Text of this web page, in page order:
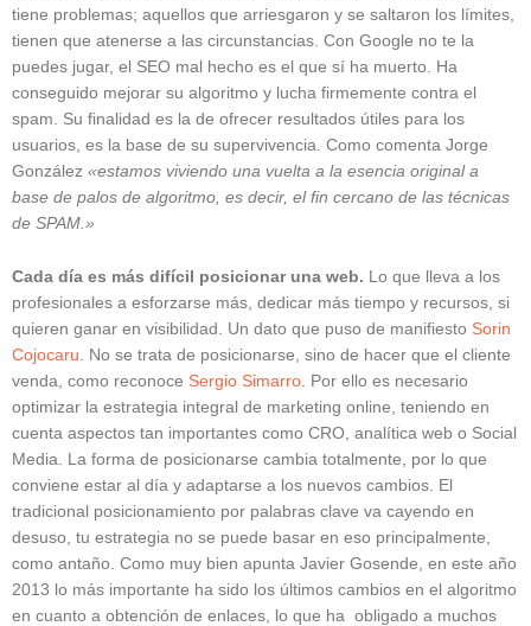
tiene problemas; aquellos que arriesgaron y se saltaron los límites,
tienen que atenerse a las circunstancias. Con Google no te la
puedes jugar, el SEO mal hecho es el que sí ha muerto. Ha
conseguido mejorar su algoritmo y lucha firmemente contra el
spam. Su finalidad es la de ofrecer resultados útiles para los
usuarios, es la base de su supervivencia. Como comenta Jorge
González «estamos viviendo una vuelta a la esencia original a
base de palos de algoritmo, es decir, el fin cercano de las técnicas
de SPAM.»
Cada día es más difícil posicionar una web. Lo que lleva a los
profesionales a esforzarse más, dedicar más tiempo y recursos, si
quieren ganar en visibilidad. Un dato que puso de manifiesto Sorin
Cojocaru . No se trata de posicionarse, sino de hacer que el cliente
venda, como reconoce Sergio Simarro . Por ello es necesario
optimizar la estrategia integral de marketing online, teniendo en
cuenta aspectos tan importantes como CRO, analítica web o Social
Media. La forma de posicionarse cambia totalmente, por lo que
conviene estar al día y adaptarse a los nuevos cambios. El
tradicional posicionamiento por palabras clave va cayendo en
desuso, tu estrategia no se puede basar en eso principalmente,
como antaño. Como muy bien apunta Javier Gosende, en este año
2013 lo más importante ha sido los últimos cambios en el algoritmo
en cuanto a obtención de enlaces, lo que ha obligado a muchos